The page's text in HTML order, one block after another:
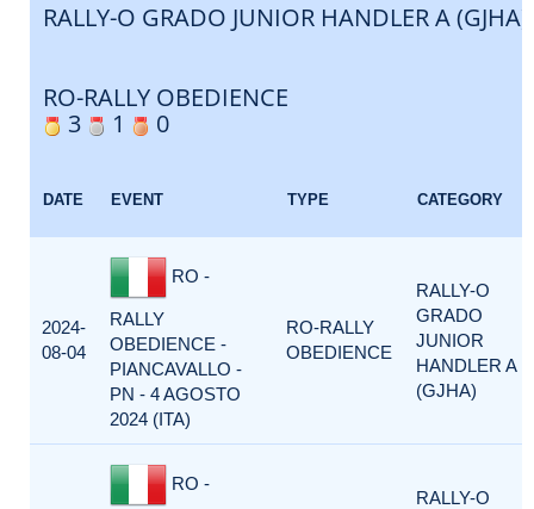
RALLY-O GRADO JUNIOR HANDLER A (GJHA)
RO-RALLY OBEDIENCE
3
1 0
DATE EVENT TYPE CATEGORY
2024-
08-04
RO -
RALLY
OBEDIENCE -
PIANCAVALLO -
PN - 4 AGOSTO
2024 (ITA)
RO-RALLY
OBEDIENCE
RALLY-O
GRADO
JUNIOR
HANDLER A
(GJHA)
RO -
RALLY-O